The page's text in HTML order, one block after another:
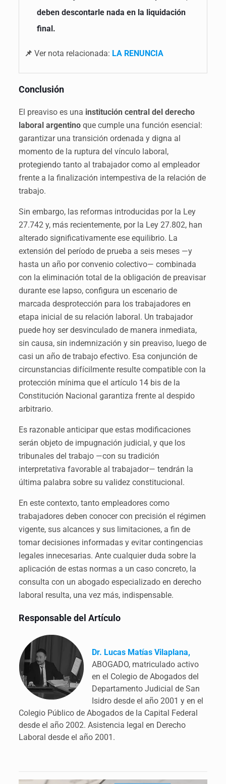
deben descontarle nada en la liquidación
final.
📌 Ver nota relacionada: LA RENUNCIA
Conclusión
El preaviso es una institución central del derecho
laboral argentinoque cumple una función esencial:
garantizar una transición ordenada y digna al
momento de la ruptura del vínculo laboral,
protegiendo tanto al trabajador como al empleador
frente a la finalización intempestiva de la relación de
trabajo.
Sin embargo, las reformas introducidas por la Ley
27.742 y, más recientemente, por la Ley 27.802, han
alterado significativamente ese equilibrio. La
extensión del período de prueba a seis meses —y
hasta un año por convenio colectivo— combinada
con la eliminación total de la obligación de preavisar
durante ese lapso, configura un escenario de
marcada desprotección para los trabajadores en
etapa inicial de su relación laboral. Un trabajador
puede hoy ser desvinculado de manera inmediata,
sin causa, sin indemnización y sin preaviso, luego de
casi un año de trabajo efectivo. Esa conjunción de
circunstancias difícilmente resulte compatible con la
protección mínima que el artículo 14 bis de la
Constitución Nacional garantiza frente al despido
arbitrario.
Es razonable anticipar que estas modificaciones
serán objeto de impugnación judicial, y que los
tribunales del trabajo —con su tradición
interpretativa favorable al trabajador— tendrán la
última palabra sobre su validez constitucional.
En este contexto, tanto empleadores como
trabajadores deben conocer con precisión el régimen
vigente, sus alcances y sus limitaciones, a fin de
tomar decisiones informadas y evitar contingencias
legales innecesarias. Ante cualquier duda sobre la
aplicación de estas normas a un caso concreto, la
consulta con un abogado especializado en derecho
laboral resulta, una vez más, indispensable.
Responsable del Artículo
Dr. Lucas Matías Vilaplana,
ABOGADO, matriculado activo
en el Colegio de Abogados del
Departamento Judicial de San
Isidro desde el año 2001 y en el
Colegio Público de Abogados de la Capital Federal
desde el año 2002. Asistencia legal en Derecho
Laboral desde el año 2001.